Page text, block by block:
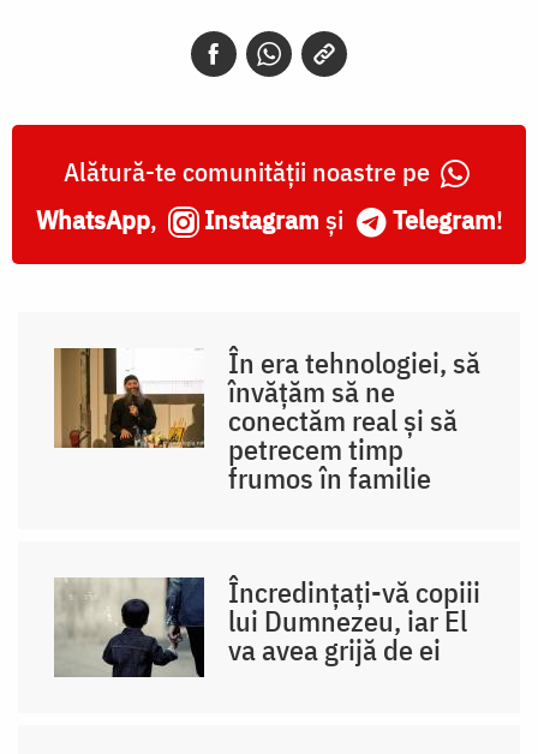
Alătură-te comunității noastre pe
WhatsApp, Instagram și Telegram!
În era tehnologiei, să
învățăm să ne
conectăm real și să
petrecem timp
frumos în familie
Încredințați-vă copiii
lui Dumnezeu, iar El
va avea grijă de ei